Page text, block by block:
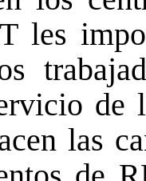
les
de
las